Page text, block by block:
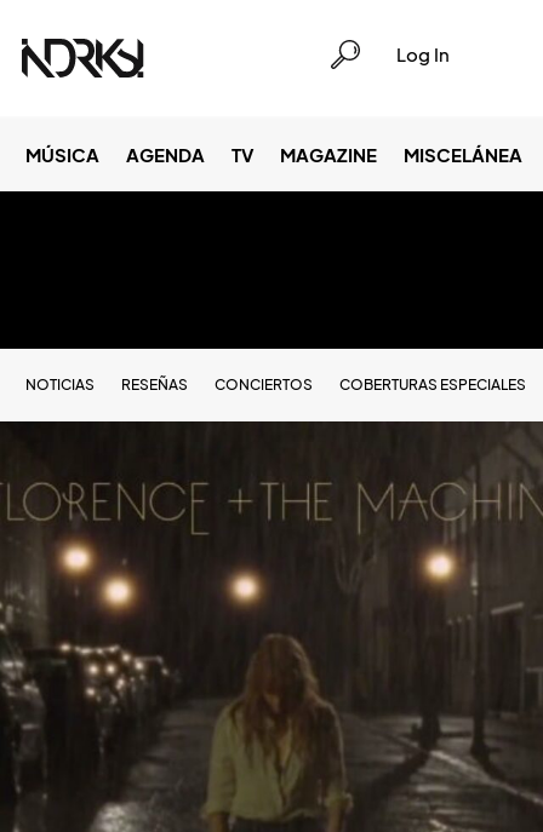
Log In
MÚSICA AGENDA TV MAGAZINE MISCELÁNEA
NOTICIAS RESEÑAS CONCIERTOS COBERTURAS ESPECIALES